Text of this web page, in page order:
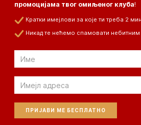
промоцијама твог омиљеног клуба!
Кратки имејлови за које ти треба 2
Никад те нећемо спамовати
Email
Email